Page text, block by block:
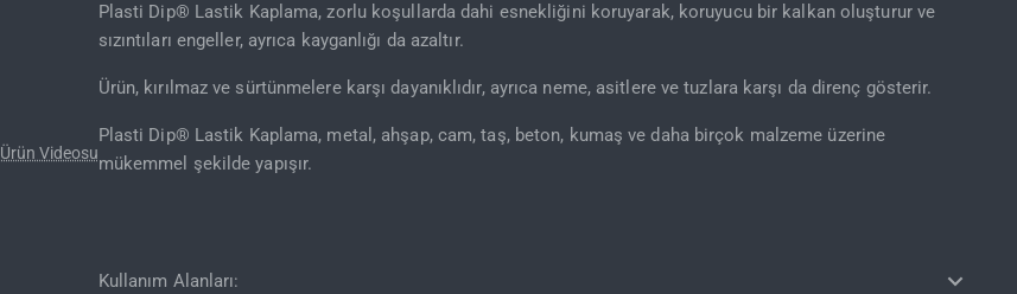
Ürün Videosu
Plasti Dip® Lastik Kaplama, zorlu koşullarda dahi esnekliğini koruyarak, koruyucu bir kalkan oluşturur ve
sızıntıları engeller, ayrıca kayganlığı da azaltır.
Ürün, kırılmaz ve sürtünmelere karşı dayanıklıdır, ayrıca neme, asitlere ve tuzlara karşı da direnç gösterir.
Plasti Dip® Lastik Kaplama, metal, ahşap, cam, taş, beton, kumaş ve daha birçok malzeme üzerine
mükemmel şekilde yapışır.
Kullanım Alanları: